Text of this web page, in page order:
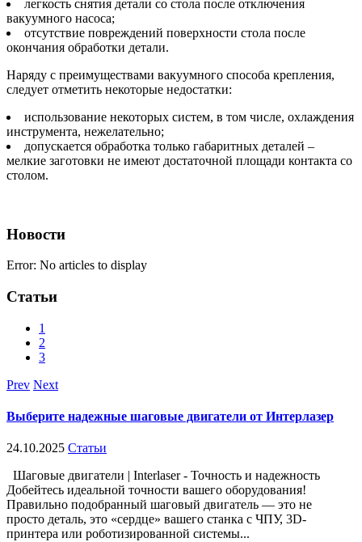
легкость снятия детали со стола после отключения
вакуумного насоса;
отсутствие повреждений поверхности стола после
окончания обработки детали.
Наряду с преимуществами вакуумного способа крепления,
следует отметить некоторые недостатки:
использование некоторых систем, в том числе, охлаждения
инструмента, нежелательно;
допускается обработка только габаритных деталей –
мелкие заготовки не имеют достаточной площади контакта со
столом.
Новости
Error: No articles to display
Статьи
1
2
3
Prev Next
Выберите надежные шаговые двигатели от Интерлазер
24.10.2025 Статьи
Шаговые двигатели | Interlaser - Точность и надежность
Добейтесь идеальной точности вашего оборудования!
Правильно подобранный шаговый двигатель — это не
просто деталь, это «сердце» вашего станка с ЧПУ, 3D-
принтера или роботизированной системы...